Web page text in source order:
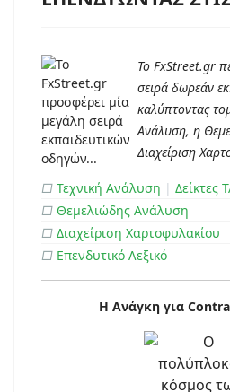
Το FxStreet.gr
σειρά δωρεάν
καλύπτοντας
Ανάλυση, η
Διαχείριση
□ Τεχνική Ανάλυση | Δείκτες
□ Θεμελιώδης Ανάλυση
□ Διαχείριση Χαρτοφυλακίου
□ Επενδυτικό Λεξικό
Η Ανάγκη για